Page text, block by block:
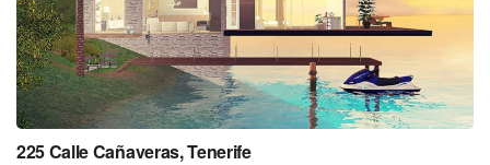
225 Calle Cañaveras, Tenerife